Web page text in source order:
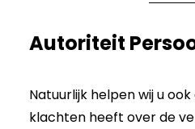
Autoriteit
Natuurlijk helpen wij u
klachten heeft over de